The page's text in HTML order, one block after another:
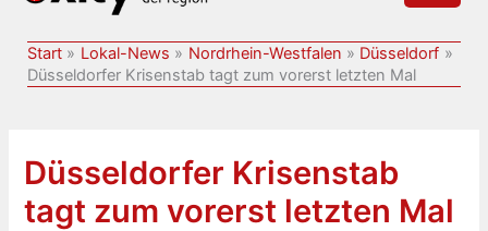
Start Lokal-News Nordrhein-Westfalen
Düsseldorf
Düsseldorfer Krisenstab tagt zum vorerst letzten Mal
Düsseldorfer Krisenstab
tagt zum vorerst letzten Mal